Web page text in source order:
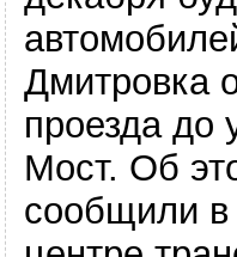
Дмитровка
проезда до
Мост. Об
сообщили